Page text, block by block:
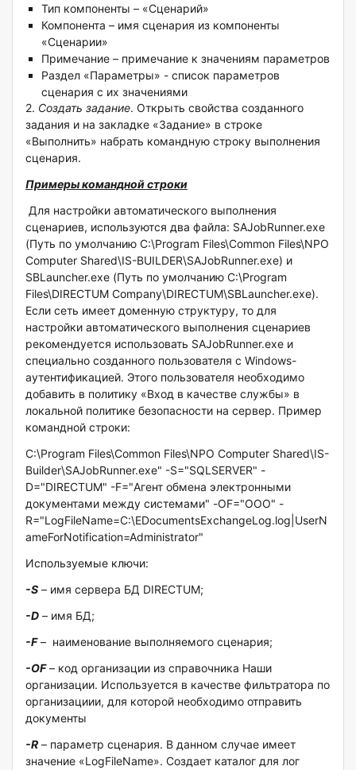
Тип компоненты – «Сценарий»
Компонента – имя сценария из компоненты
«Сценарии»
Примечание – примечание к значениям параметров
Раздел «Параметры» - список параметров
сценария с их значениями
2. Создать задание. Открыть свойства созданного
задания и на закладке «Задание» в строке
«Выполнить» набрать командную строку выполнения
сценария.
Примеры командной строки
Для настройки автоматического выполнения
сценариев, используются два файла: SAJobRunner.exe
(Путь по умолчанию C:\Program Files\Common Files\NPO
Computer Shared\IS-BUILDER\SAJobRunner.exe) и
SBLauncher.exe (Путь по умолчанию C:\Program
Files\DIRECTUM Company\DIRECTUM\SBLauncher.exe).
Если сеть имеет доменную структуру, то для
настройки автоматического выполнения сценариев
рекомендуется использовать SAJobRunner.exe и
специально созданного пользователя с Windows-
аутентификацией. Этого пользователя необходимо
добавить в политику «Вход в качестве службы» в
локальной политике безопасности на сервер. Пример
командной строки:
C:\Program Files\Common Files\NPO Computer Shared\IS-
Builder\SAJobRunner.exe" -S="SQLSERVER" -
D="DIRECTUM" -F="Агент обмена электронными
документами между системами" -OF="ООО" -
R="LogFileName=C:\EDocumentsExchangeLog.log|UserN
ameForNotification=Administrator"
Используемые ключи:
-S – имя сервера БД DIRECTUM;
-D – имя БД;
-F– наименование выполняемого сценария;
-OF– код организации из справочника Наши
организации. Используется в качестве фильтратора по
организациии, для которой необходимо отправить
документы
-R – параметр сценария. В данном случае имеет
значение «LogFileName». Создает каталог для лог